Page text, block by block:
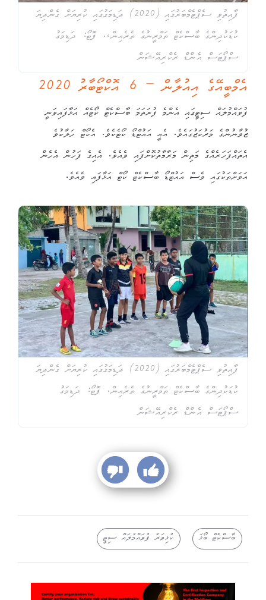
ފާއިތުވި ސެޕްޓެމްބަރުގައި (2020) ދަޑިމަގުގައި ކުރިޔަށް ގެންދިޔަ
ކުޑަކުދިންގެ ބާސްކެޓް ތަމްރީނުގެ ތެރެއިން،. ފޮޓޯ: ދަޑިމަގު
ސްޕޯޓަސް އެންޑް ރެކްރިއޭޝަން
އެމްބީއޭގެ އިއުލާން – 6 އޮކްޓޯބާރު 2020
ފުވައްމުލައް ސިޓީގައި އެންމެ ފުރަތަމަ ބާސްކެޓް ކޯޓެއް އަޅާފައިވަނީ
ޒުވާނުންގެ މަރުކަޒުގައެވެ. އެއީ އައުޓްޑޯ ކޯޓެކެވެ. އެކޯޓް ހަލާކުވެ
އެތައްފަހަރެއްގެ މަތިން މަރާމާތުކޮށްފައި ވެއެވެ. އެއިގެ ފަހުން އެހެން
އަވަށްތަކުގައި ވެސް އައުޓްޑޯ ބާސްކެޓް ކޯޓް އަޅާފައި ވެއެވެ.
ފާއިތުވި ސެޕްޓެމްބަރުގައި (2020) ދަޑިމަގުގައި ކުރިޔަށް ގެންދިޔަ
ކުޑަކުދިންގެ ބާސްކެޓް ތަމްރީނުގެ ތެރެއިން. ފޮޓޯ: ދަޑިމަގު
ސްޕޯޓަސް އެންޑް ރެކްރިއޭޝަން
ބާސްކެޓް ބޯޅަ ކުޅިވަރު ފުވައްމުލައް ސިޓީ